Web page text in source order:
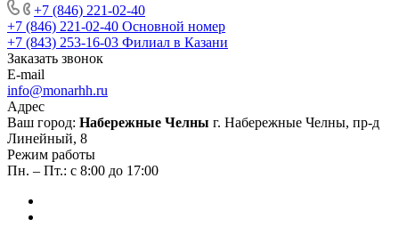
+7 (846) 221-02-40
+7 (846) 221-02-40 Основной номер
+7 (843) 253-16-03 Филиал в Казани
Заказать звонок
E-mail
info@monarhh.ru
Адрес
Ваш город: Набережные Челны г. Набережные Челны, пр-д
Линейный, 8
Режим работы
Пн. – Пт.: с 8:00 до 17:00